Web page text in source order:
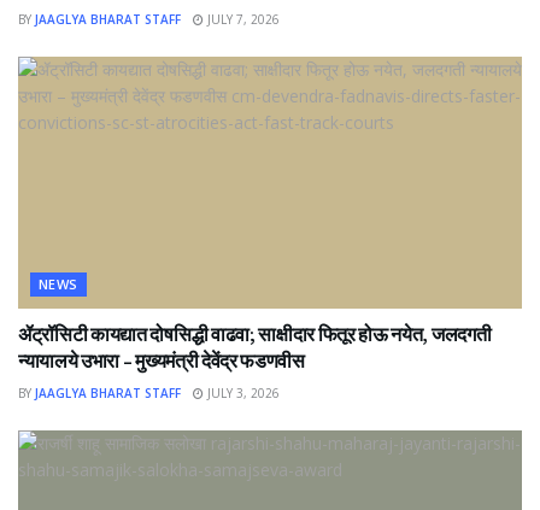
BY JAAGLYA BHARAT STAFF JULY 7, 2026
NEWS
ॲट्रॉसिटी कायद्यात दोषसिद्धी वाढवा; साक्षीदार फितूर होऊ नयेत, जलदगती
न्यायालये उभारा – मुख्यमंत्री देवेंद्र फडणवीस
BY JAAGLYA BHARAT STAFF JULY 3, 2026